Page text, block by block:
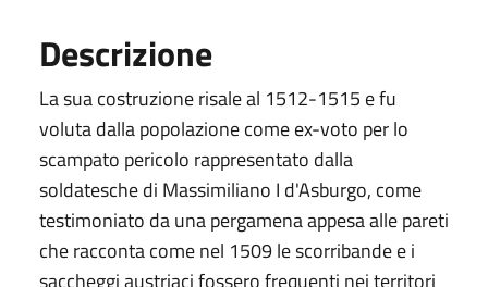
Descrizione
La sua costruzione risale al 1512-1515 e fu
voluta dalla popolazione come ex-voto per lo
scampato pericolo rappresentato dalla
soldatesche di Massimiliano I d'Asburgo, come
testimoniato da una pergamena appesa alle pareti
che racconta come nel 1509 le scorribande e i
saccheggi austriaci fossero frequenti nei territori